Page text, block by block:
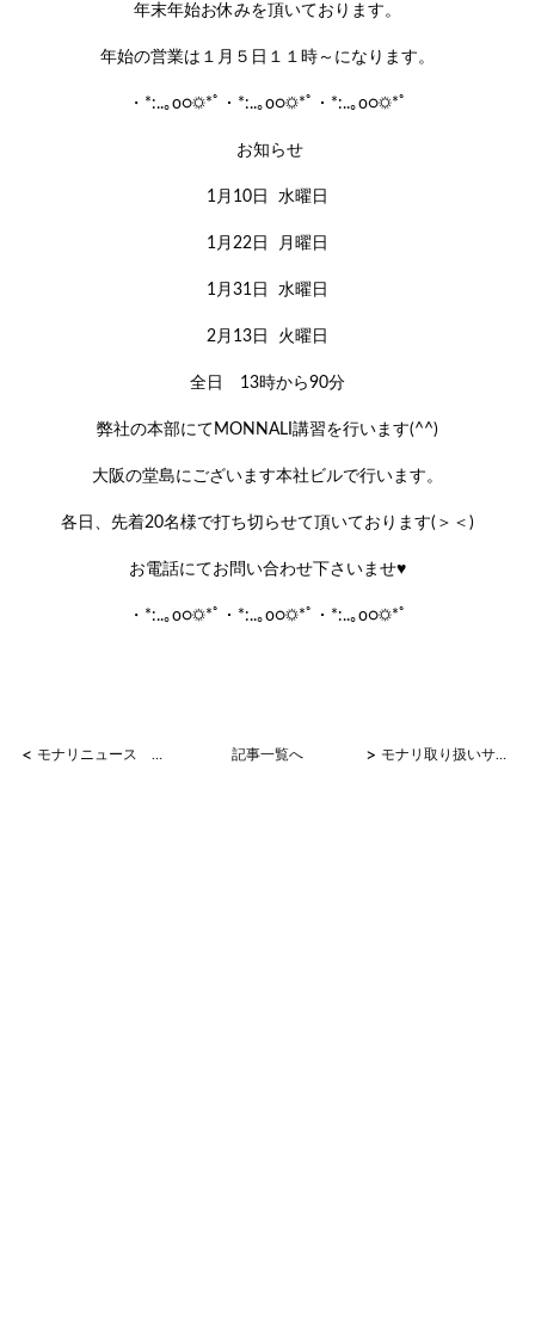
年末年始お休みを頂いております。
年始の営業は１月５日１１時～になります。
・*:..｡o○☼*ﾟ・*:..｡o○☼*ﾟ・*:..｡o○☼*ﾟ
お知らせ
1月10日 水曜日
1月22日 月曜日
1月31日 水曜日
2月13日 火曜日
全日 13時から90分
弊社の本部にてMONNALI講習を行います(^^)
大阪の堂島にございます本社ビルで行います。
各日、先着20名様で打ち切らせて頂いております(＞＜)
お電話にてお問い合わせ下さいませ♥
・*:..｡o○☼*ﾟ・*:..｡o○☼*ﾟ・*:..｡o○☼*ﾟ
< モナリニュース No.8 記事一覧へ > モナリ取り扱いサロン様の声1